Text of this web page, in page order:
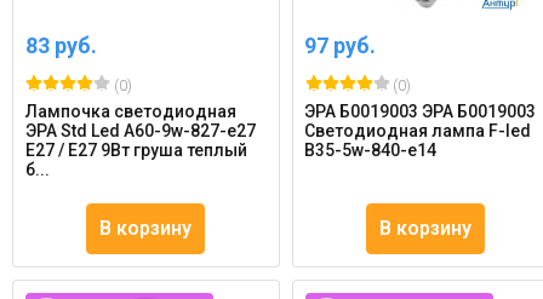
83 руб.
(0)
Лампочка светодиодная
ЭРА Std Led A60-9w-827-e27
E27 / Е27 9Вт груша теплый
б...
В корзину
97 руб.
(0)
ЭРА Б0019003 ЭРА Б0019003
Светодиодная лампа F-led
B35-5w-840-e14
В корзину